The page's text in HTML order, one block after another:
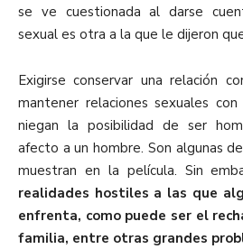
se ve cuestionada al darse
sexual es otra a la que le dijeron
Exigirse conservar una relación
mantener relaciones sexuales
niegan la posibilidad de ser
afecto a un hombre. Son algunas
muestran en la película. Sin
realidades hostiles a las que
enfrenta, como puede ser el
familia, entre otras grandes